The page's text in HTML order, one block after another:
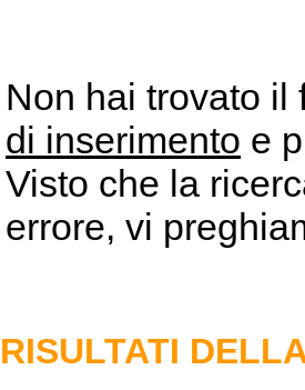
Non hai trovato
di inserimento e
Visto che la
errore, vi
RISULTATI